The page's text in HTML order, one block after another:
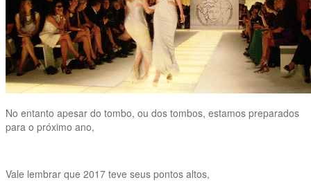
No entanto apesar do tombo, ou dos tombos, estamos preparados
para o próximo ano,
Vale lembrar que 2017 teve seus pontos altos,